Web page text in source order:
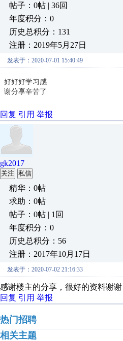
帖子：0帖 | 36回
年度积分：0
历史总积分：131
注册：2019年5月27日
发表于：2020-07-01 15:40:49
好好好学习感
谢分享辛苦了
回复 引用 举报
gk2017
关注 私信
精华：0帖
求助：0帖
帖子：0帖 | 1回
年度积分：0
历史总积分：56
注册：2017年10月17日
发表于：2020-07-02 21:16:33
感谢楼主的分享，很好的资料谢谢
回复 引用 举报
热门招聘
相关主题